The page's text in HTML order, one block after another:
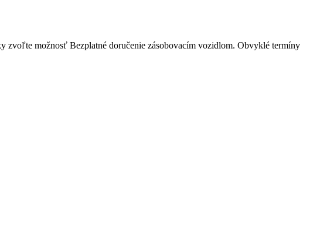
zvoľte možnosť Bezplatné doručenie zásobovacím vozidlom. Obvyklé termíny